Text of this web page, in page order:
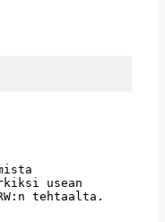
usean
tehtaalta.